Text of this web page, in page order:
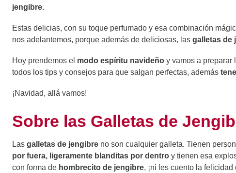
jengibre.
Estas delicias, con su toque perfumado y esa combinación
nos adelantemos, porque además de deliciosas, las galletas de
Hoy prendemos el modo espíritu navideño y vamos a preparar
todos los tips y consejos para que salgan perfectas, además
¡Navidad, allá vamos!
Sobre las Galletas de
Las galletas de jengibre no son cualquier galleta. Tienen
por fuera, ligeramente blanditas por dentro y tienen esa
con forma de hombrecito de jengibre, ¡ni les cuento la